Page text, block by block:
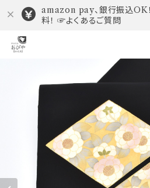
amazon pay、銀行振込OK
料！ ☞よくあるご質問